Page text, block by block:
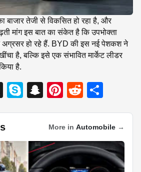
बाजार तेजी से विकसित हो रहा है, और
मांग इस बात का संकेत है कि उपभोक्ता
अग्रसर हो रहे हैं. BYD की इस नई पेशकश ने
है, बल्कि इसे एक संभावित मार्केट लीडर
है.
X
S
e
S
a
p
c
Pi
er
e
st
R
d
di
t
ar
e
More in Automobile →